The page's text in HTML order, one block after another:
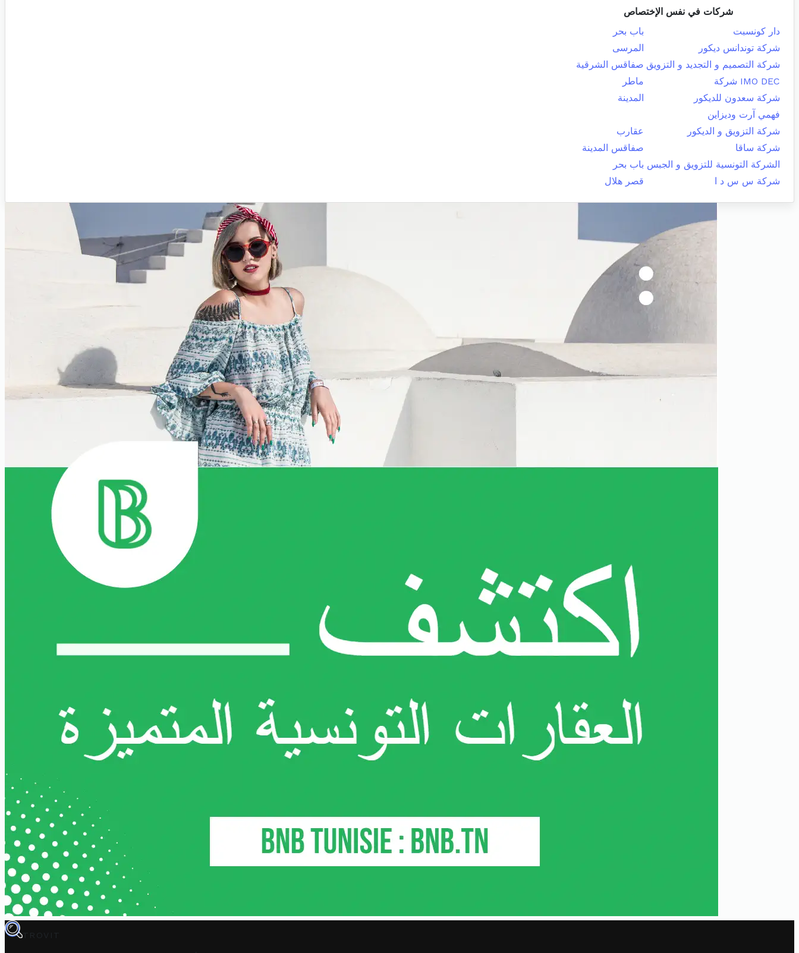
شركات في نفس الإختصاص
دار كونسبت
باب بحر
شركة توندانس ديكور
المرسى
شركة التصميم و التجديد و التزويق صفاقس الشرقية
IMO DEC شركة
ماطر
شركة سعدون للديكور
المدينة
فهمي آرت وديزاين
شركة التزويق و الديكور
عقارب
شركة ساقا
صفاقس المدينة
الشركة التونسية للتزويق و الجبس باب بحر
شركة س س د ا
قصر هلال
TROVIT